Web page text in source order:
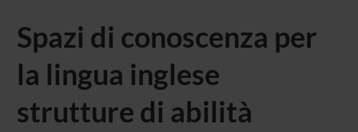
Spazi di conoscenza per
la lingua inglese 
strutture di abilità